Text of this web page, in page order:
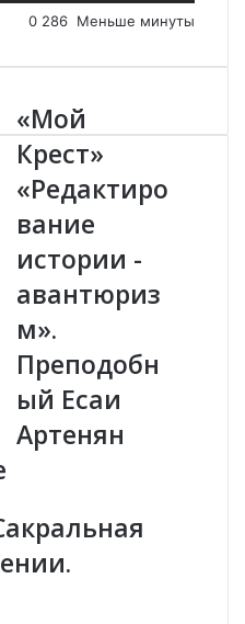
0 286 Меньше минуты
«
М
о
К
р
с
т
«
Р
д
а
р
в
«Мой
Крест»
«Редактиро
вание
истории -
авантюриз
м».
Преподобн
ый Есаи
Артенян